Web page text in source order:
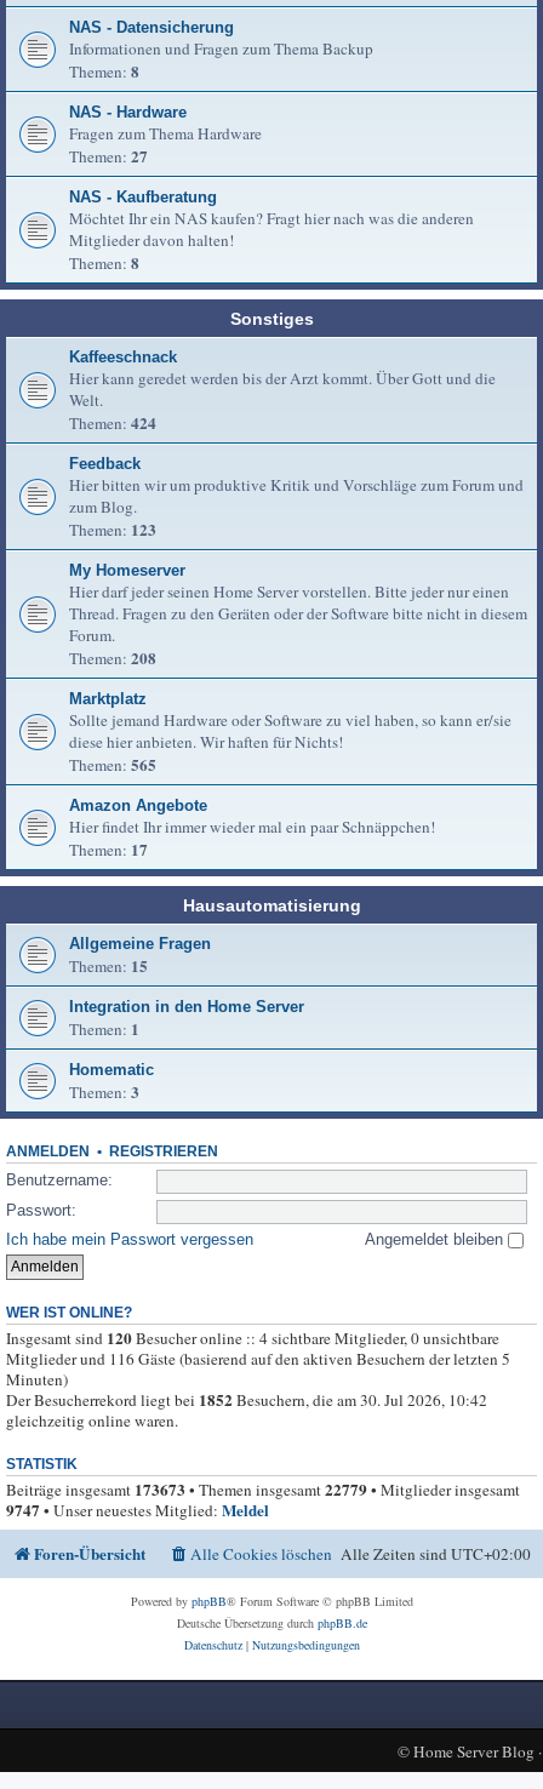
NAS - Datensicherung
Informationen und Fragen zum Thema Backup
Themen: 8
NAS - Hardware
Fragen zum Thema Hardware
Themen: 27
NAS - Kaufberatung
Möchtet Ihr ein NAS kaufen? Fragt hier nach was die anderen
Mitglieder davon halten!
Themen: 8
Sonstiges
Kaffeeschnack
Hier kann geredet werden bis der Arzt kommt. Über Gott und die
Welt.
Themen: 424
Feedback
Hier bitten wir um produktive Kritik und Vorschläge zum Forum und
zum Blog.
Themen: 123
My Homeserver
Hier darf jeder seinen Home Server vorstellen. Bitte jeder nur einen
Thread. Fragen zu den Geräten oder der Software bitte nicht in diesem
Forum.
Themen: 208
Marktplatz
Sollte jemand Hardware oder Software zu viel haben, so kann er/sie
diese hier anbieten. Wir haften für Nichts!
Themen: 565
Amazon Angebote
Hier findet Ihr immer wieder mal ein paar Schnäppchen!
Themen: 17
Hausautomatisierung
Allgemeine Fragen
Themen: 15
Integration in den Home Server
Themen: 1
Homematic
Themen: 3
ANMELDEN • REGISTRIEREN
Benutzername:
Passwort:
Ich habe mein Passwort vergessen
Angemeldet bleiben
WER IST ONLINE?
Insgesamt sind 120Besucher online :: 4 sichtbare Mitglieder, 0 unsichtbare
Mitglieder und 116 Gäste (basierend auf den aktiven Besuchern der letzten 5
Minuten)
Der Besucherrekord liegt bei 1852Besuchern, die am 30. Jul 2026, 10:42
gleichzeitig online waren.
STATISTIK
Beiträge insgesamt 173673 • Themen insgesamt22779• Mitglieder insgesamt
9747• Unser neuestes Mitglied: Meldel
Foren-Übersicht
Alle Zeiten sindUTC+02:00
Alle Cookies löschen
Powered by phpBB® Forum Software © phpBB Limited
Deutsche Übersetzung durch phpBB.de
Datenschutz| Nutzungsbedingungen
©Home Server Blog